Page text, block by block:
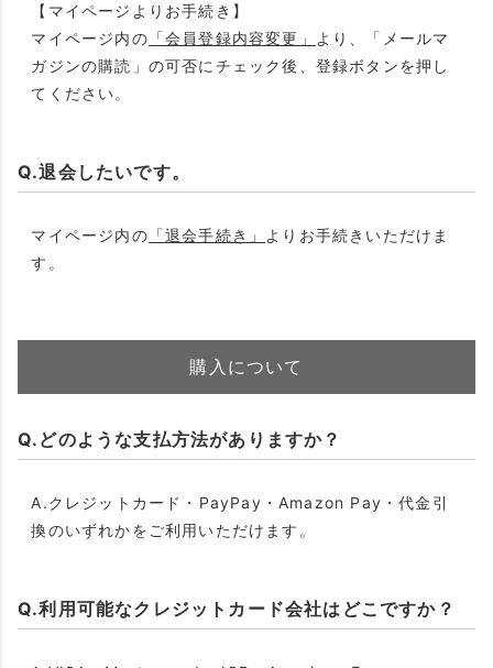
【マイページよりお手続き】
マイページ内の 「会員登録内容変更」
より、「メールマ
ガジンの購読」の可否にチェック後、登録ボタンを押し
てください。
Q.退会したいです。
マイページ内の 「退会手続き」
よりお手続きいただけま
す。
購入について
Q.どのような支払方法がありますか？
A.クレジットカード・PayPay・Amazon Pay・代金引
換のいずれかをご利用いただけます。
Q.利用可能なクレジットカード会社はどこですか？